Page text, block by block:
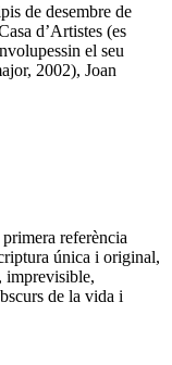
de desembre de
d’Artistes (es
el seu
2002), Joan
referència
única i original,
imprevisible,
de la vida i